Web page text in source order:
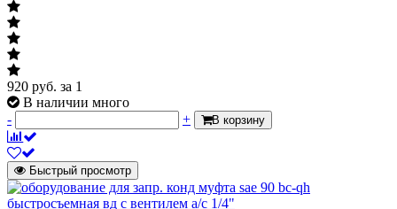
920 руб. за 1
В наличии много
-
+ В корзину
Быстрый просмотр